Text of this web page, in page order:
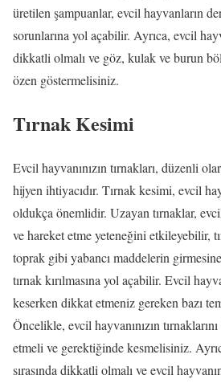
üretilen şampuanlar, evcil hayvanların
sorunlarına yol açabilir. Ayrıca, evcil
dikkatli olmalı ve göz, kulak ve burun
özen göstermelisiniz.
Tırnak Kesimi
Evcil hayvanınızın tırnakları, düzenli
hijyen ihtiyacıdır. Tırnak kesimi, evcil
oldukça önemlidir. Uzayan tırnaklar,
ve hareket etme yeteneğini etkileyebilir,
toprak gibi yabancı maddelerin
tırnak kırılmasına yol açabilir. Evcil
keserken dikkat etmeniz gereken bazı
Öncelikle, evcil hayvanınızın
etmeli ve gerektiğinde kesmelisiniz.
sırasında dikkatli olmalı ve evcil